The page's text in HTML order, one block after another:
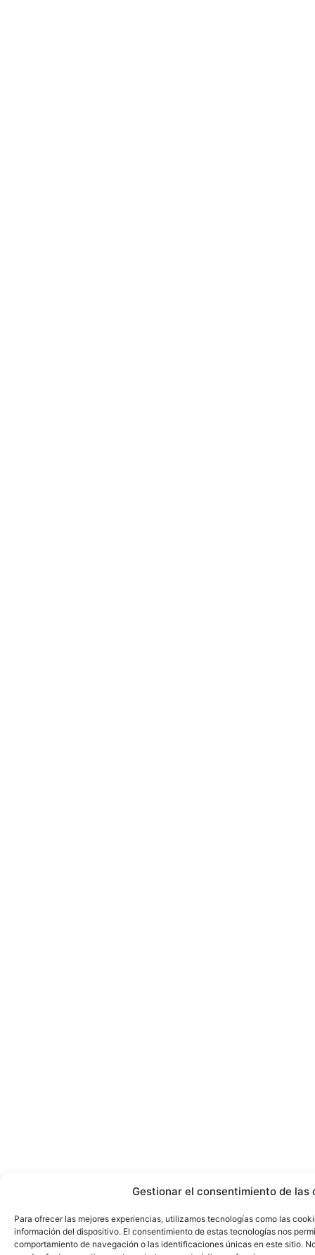
Gestionar el consentimiento de las
Para ofrecer las mejores experiencias, utilizamos tecnologías como las
información del dispositivo. El consentimiento de estas tecnologías nos
comportamiento de navegación o las identificaciones únicas en este sitio.